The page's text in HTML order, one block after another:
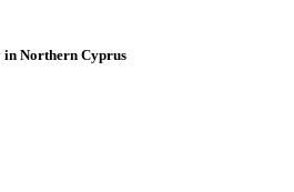
in Northern Cyprus